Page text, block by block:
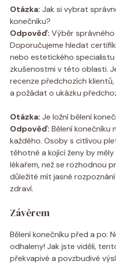
Otázka: Jak si vybrat
konečníku?
Odpověď: Výběr
Doporučujeme hledat
nebo estetického
zkušenostmi v této oblasti.
recenze předchozích
a požádat o ukázku
Otázka: Je ložní bělení
Odpověď: Bělení konečníku
každého. Osoby s citlivou
těhotné a kojící ženy by
lékařem, než se rozhodnou
důležité mít jasné
zdraví.
Závěrem
Bělení konečníku před a po:
odhaleny! Jak jste viděli,
překvapivé a povzbudivé